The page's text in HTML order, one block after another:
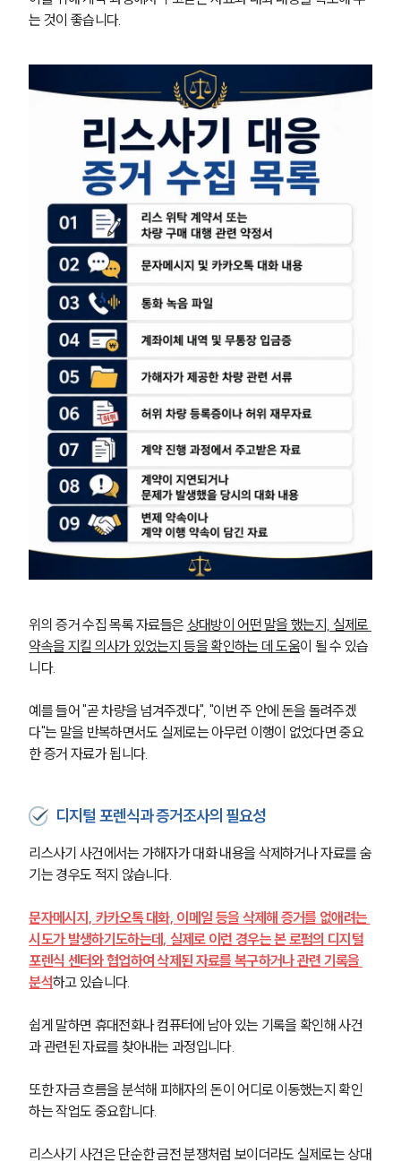
소식/자료
언론보도
공지사항
법률 블로그
법률서식
뉴스레터/브로슈어
세미나
는 것이 좋습니다.
위의 증거 수집 목록 자료들은 상대방이 어떤 말을 했는지, 실제로
약속을 지킬 의사가 있었는지 등을 확인하는 데 도움이 될 수 있습
니다.
예를 들어 "곧 차량을 넘겨주겠다", "이번 주 안에 돈을 돌려주겠
다"는 말을 반복하면서도 실제로는 아무런 이행이 없었다면 중요
한 증거 자료가 됩니다.
디지털 포렌식과 증거조사의 필요성
리스사기 사건에서는 가해자가 대화 내용을 삭제하거나 자료를 숨
기는 경우도 적지 않습니다.
문자메시지, 카카오톡 대화, 이메일 등을 삭제해 증거를 없애려는
시도가 발생하기도하는데, 실제로 이런 경우는 본 로펌의 디지털
포렌식 센터와 협업하여 삭제된 자료를 복구하거나 관련 기록을
분석하고 있습니다.
쉽게 말하면 휴대전화나 컴퓨터에 남아 있는 기록을 확인해 사건
과 관련된 자료를 찾아내는 과정입니다.
또한 자금 흐름을 분석해 피해자의 돈이 어디로 이동했는지 확인
하는 작업도 중요합니다.
리스사기 사건은 단순한 금전 분쟁처럼 보이더라도 실제로는 상대